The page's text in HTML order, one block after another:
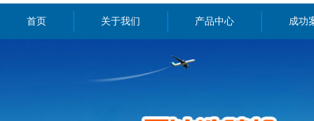
首页 关于我们 产品中心 成功